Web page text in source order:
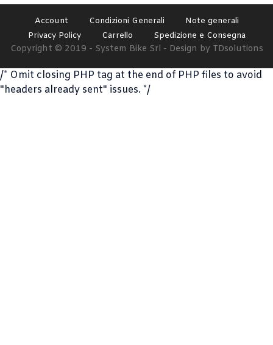
Account Condizioni Generali
Note generali
Privacy Policy
Carrello Spedizione e Consegna
Copyright © 2019 - System Bike Srl - Design by TDsolutions
/* Omit closing PHP tag at the end of PHP files to avoid
"headers already sent" issues. */